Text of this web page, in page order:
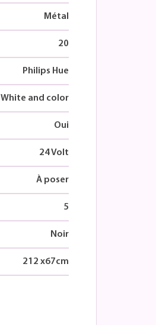
Métal
20
Philips Hue
White and color
Oui
24 Volt
À poser
5
Noir
212 x67cm